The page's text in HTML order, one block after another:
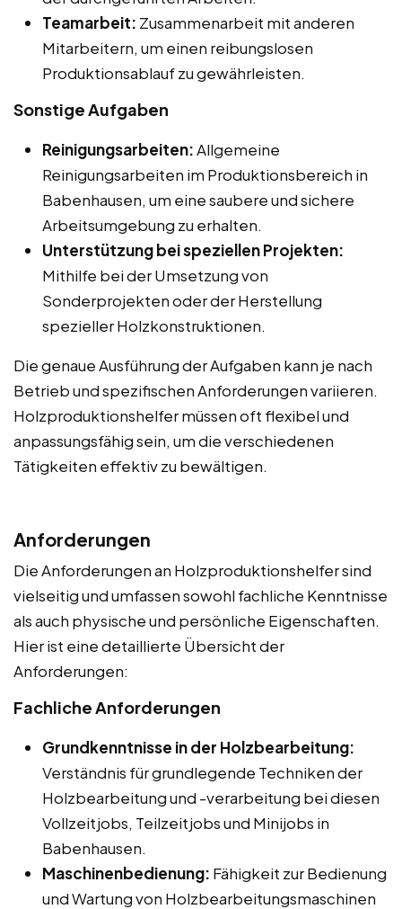
Teamarbeit: Zusammenarbeit mit anderen
Mitarbeitern, um einen reibungslosen
Produktionsablauf zu gewährleisten.
Sonstige Aufgaben
Reinigungsarbeiten:Allgemeine
Reinigungsarbeiten im Produktionsbereich in
Babenhausen, um eine saubere und sichere
Arbeitsumgebung zu erhalten.
Unterstützung bei speziellen Projekten:
Mithilfe bei der Umsetzung von
Sonderprojekten oder der Herstellung
spezieller Holzkonstruktionen.
Die genaue Ausführung der Aufgaben kann je nach
Betrieb und spezifischen Anforderungen variieren.
Holzproduktionshelfer müssen oft flexibel und
anpassungsfähig sein, um die verschiedenen
Tätigkeiten effektiv zu bewältigen.
Anforderungen
Die Anforderungen an Holzproduktionshelfer sind
vielseitig und umfassen sowohl fachliche Kenntnisse
als auch physische und persönliche Eigenschaften.
Hier ist eine detaillierte Übersicht der
Anforderungen:
Fachliche Anforderungen
Grundkenntnisse in der Holzbearbeitung:
Verständnis für grundlegende Techniken der
Holzbearbeitung und -verarbeitung bei diesen
Vollzeitjobs, Teilzeitjobs und Minijobs in
Babenhausen.
Maschinenbedienung: Fähigkeit zur Bedienung
und Wartung von Holzbearbeitungsmaschinen